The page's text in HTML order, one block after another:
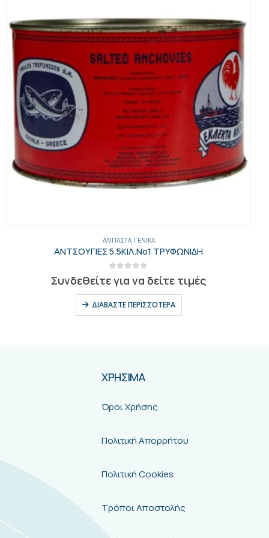
ΑΛΊΠΑΣΤΑ, ΓΕΝΙΚΑ
ΑΝΤΣΟΥΓΙΕΣ 5.5ΚΙΛ.Νο1 ΤΡΥΦΩΝΙΔΗ
Συνδεθείτε για να δείτε τιμές
ΔΙΑΒΆΣΤΕ ΠΕΡΙΣΣΌΤΕΡΑ
ΧΡΗΣΙΜΑ
Όροι Χρήσης
Πολιτική Απορρήτου
Πολιτική Cookies
Τρόποι Αποστολής